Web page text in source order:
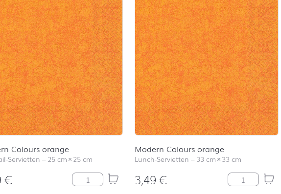
Colours orange
Servietten –25 cm×25 cm
€ Modern Colours orange Menge
Modern Colours orange
Lunch-Servietten –33 cm×33 cm
3,49€ Modern